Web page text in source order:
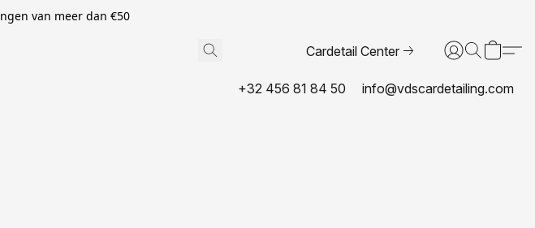
van meer dan €50
Cardetail Center
+32 456 81 84 50 info@vdscardetailing.com